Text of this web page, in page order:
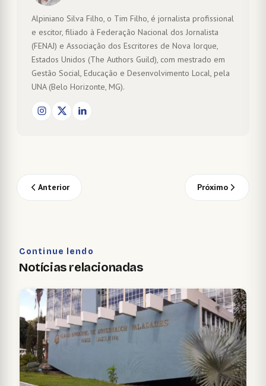
Alpiniano Silva Filho, o Tim Filho, é jornalista profissional
e escitor, filiado à Federação Nacional dos Jornalista
(FENAJ) e Associação dos Escritores de Nova Iorque,
Estados Unidos (The Authors Guild), com mestrado em
Gestão Social, Educação e Desenvolvimento Local, pela
UNA (Belo Horizonte, MG).
Anterior Próximo
Continue lendo
Notícias relacionadas